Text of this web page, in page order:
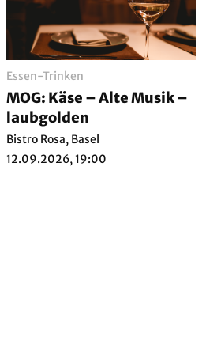
Essen-Trinken
MOG: Käse – Alte Musik –
laubgolden
Bistro Rosa, Basel
12.09.2026, 19:00